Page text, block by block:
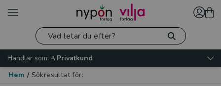
Handlar som:
Privatkund
Hem / Sökresultat för: